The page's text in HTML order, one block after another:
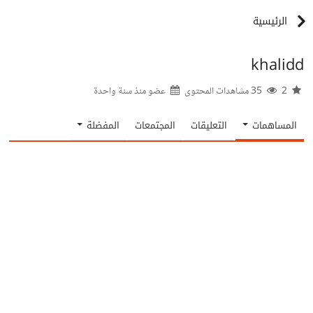
الرئيسية
khalidd
عضو منذسنة واحدة
المساهمات التعليقات المجتمعات المفضلة